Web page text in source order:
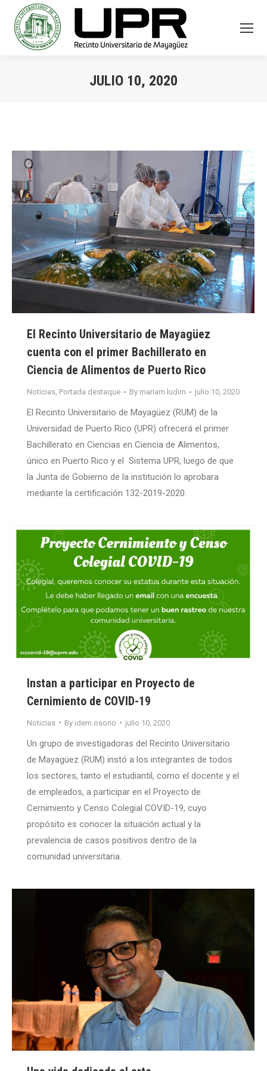
JULIO 10, 2020
El Recinto Universitario de Mayagüez
cuenta con el primer Bachillerato en
Ciencia de Alimentos de Puerto Rico
Noticias, Portada destaque By mariam.ludim julio 10, 2020
El Recinto Universitario de Mayagüez (RUM) de la
Universidad de Puerto Rico (UPR) ofrecerá el primer
Bachillerato en Ciencias en Ciencia de Alimentos,
único en Puerto Rico y el Sistema UPR, luego de que
la Junta de Gobierno de la institución lo aprobara
mediante la certificación 132-2019-2020.
Instan a participar en Proyecto de
Cernimiento de COVID-19
Noticias By idem.osorio julio 10, 2020
Un grupo de investigadoras del Recinto Universitario
de Mayagüez (RUM) instó a los integrantes de todos
los sectores, tanto el estudiantil, como el docente y el
de empleados, a participar en el Proyecto de
Cernimiento y Censo Colegial COVID-19, cuyo
propósito es conocer la situación actual y la
prevalencia de casos positivos dentro de la
comunidad universitaria.